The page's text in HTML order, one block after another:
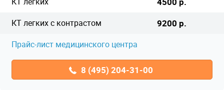
КТ легких с контрастом 9200 р.
Прайс-лист медицинского центра
8 (495) 204-31-00